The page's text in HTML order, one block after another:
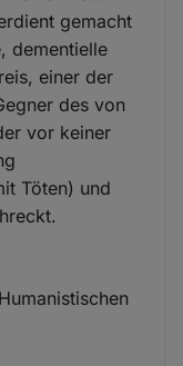
gemacht
dementielle
einer der
des von
vor keiner
Töten) und